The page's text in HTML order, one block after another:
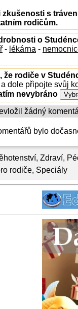
, Zdraví,
rodiče, Speciály
zkušenosti s
rodičům.
o
- lékárna -
že rodiče v
dole připojte svůj
nevybráno
žádný
bylo